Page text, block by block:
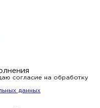
согласие на обработку
данных